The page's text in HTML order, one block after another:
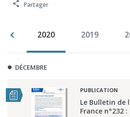
Partager
2020 2019
DÉCEMBRE
PUBLICATION
Le Bulletin de
France n°232